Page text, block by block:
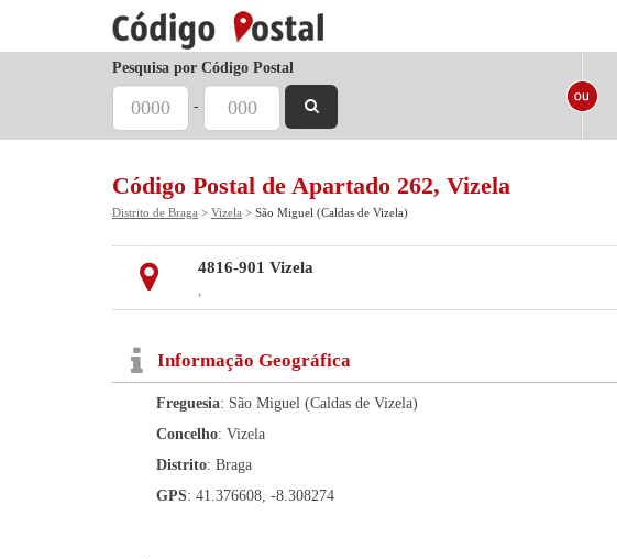
Pesquisa por Código Postal
-
Código Postal de Apartado 262, Vizela
Distrito de Braga > Vizela > São Miguel (Caldas de Vizela)
4816-901 Vizela
,
Informação Geográfica
Freguesia: São Miguel (Caldas de Vizela)
Concelho: Vizela
Distrito: Braga
GPS: 41.376608, -8.308274